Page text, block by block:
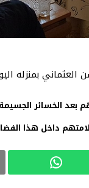
بمنزله
بعد الخسائر
داخل هذا